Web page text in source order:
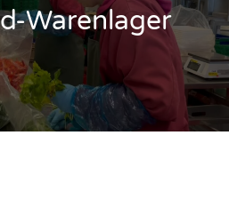
Warenlager